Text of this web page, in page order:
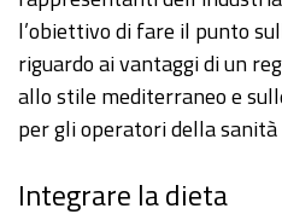
l’obiettivo di fare il punto
riguardo ai vantaggi di un
allo stile mediterraneo e
per gli operatori della sanità
Integrare la dieta